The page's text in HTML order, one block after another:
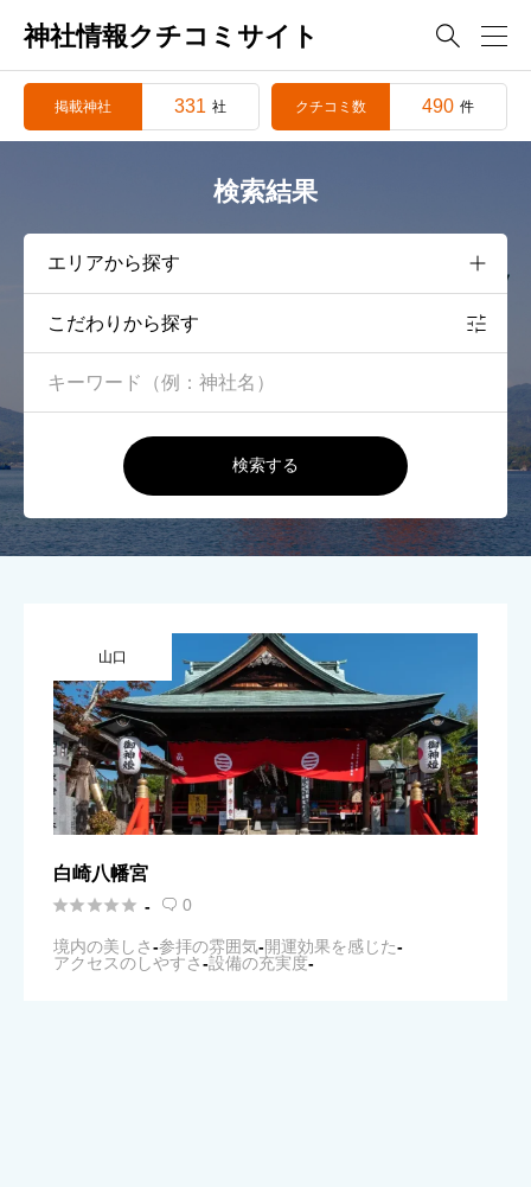
神社情報クチコミサイト 
掲載神社 331 社 クチコミ数 490 件
検索結果
こだわりから探す
検索する
山口
白崎八幡宮
 -  0
境内の美しさ-参拝の雰囲気-開運効果を感じた-
アクセスのしやすさ-設備の充実度-